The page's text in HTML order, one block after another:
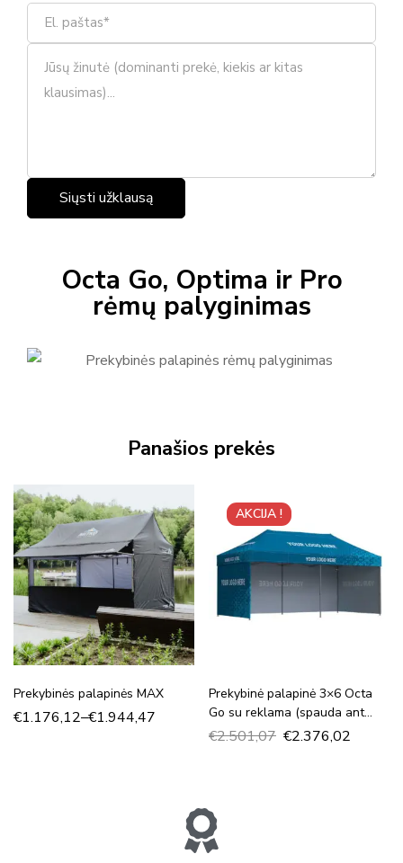
Octa Go, Optima ir Pro
rėmų palyginimas
Panašios prekės
Prekybinės palapinės MAX
€1.176,12–€1.944,47
AKCIJA !
Prekybinė palapinė 3×6 Octa
Go su reklama (spauda ant
stogo ir trijų sienų)
€2.501,07 €2.376,02